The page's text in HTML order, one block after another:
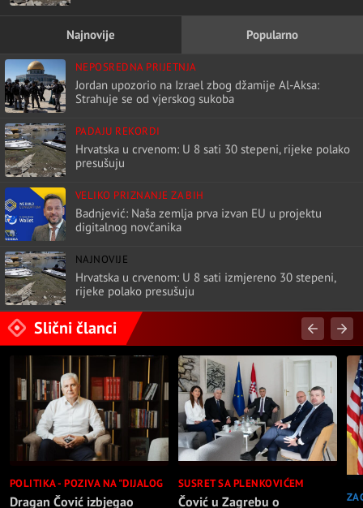
Najnovije Popularno
NEPOSREDNA PRIJETNJA
Jordan upozorio na Izrael zbog džamije Al-Aksa:
Strahuje se od vjerskog sukoba
PADAJU REKORDI
Hrvatska u crvenom: U 8 sati 30 stepeni, rijeke polako
presušuju
VELIKO PRIZNANJE ZA BIH
Badnjević: Naša zemlja prva izvan EU u projektu
digitalnog novčanika
NAJNOVIJE
Hrvatska u crvenom: U 8 sati izmjereno 30 stepeni,
rijeke polako presušuju
Slični članci
POLITIKA - POZIVA NA "DIJALOG
Dragan Čović izbjegao
SUSRET SA PLENKOVIĆEM
Čović u Zagrebu o